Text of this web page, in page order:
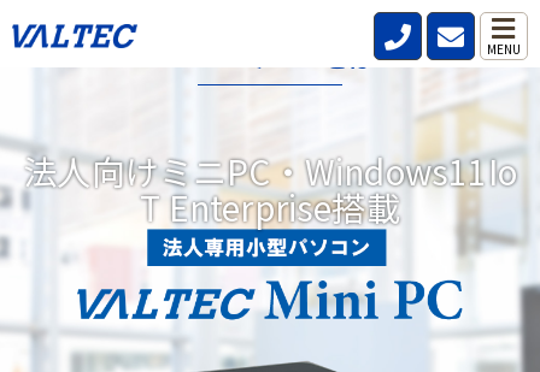
MENU
法人向けミニPC・Windows11Io
T Enterprise搭載
VALTECミニPCとは?
データレス、パスワードレス、強固なセキュリティ機能を標準搭
載した小型パソコンです。
リモートワークが当たり前の時代にどこからでも安全、快適、効
率的な働き方を実現。DXにつながる3つの機能を備えています。